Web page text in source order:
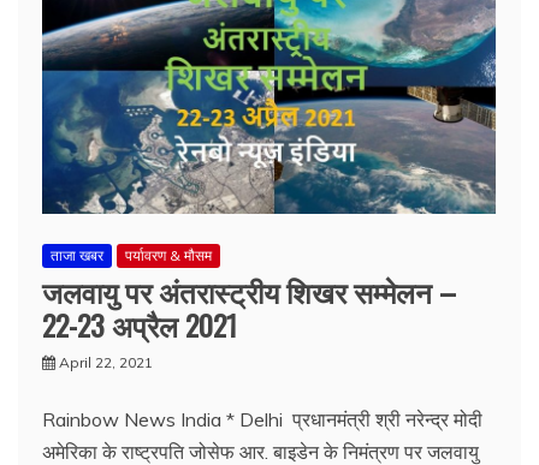
ताजा खबर पर्यावरण & मौसम
जलवायु पर अंतरास्ट्रीय शिखर सम्मेलन –
22-23 अप्रैल 2021
April 22, 2021
Rainbow News India * Delhi प्रधानमंत्री श्री नरेन्‍द्र मोदी
अमेरिका के राष्ट्रपति जोसेफ आर. बाइडेन के निमंत्रण पर जलवायु